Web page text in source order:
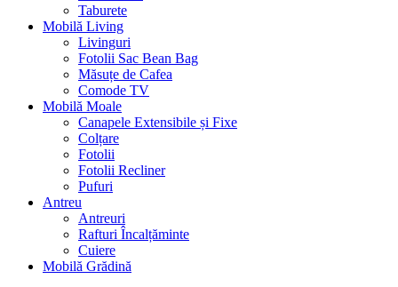
Taburete
Mobilă Living
Livinguri
Fotolii Sac Bean Bag
Măsuțe de Cafea
Comode TV
Mobilă Moale
Canapele Extensibile și Fixe
Colțare
Fotolii
Fotolii Recliner
Pufuri
Antreu
Antreuri
Rafturi Încalțăminte
Cuiere
Mobilă Grădină